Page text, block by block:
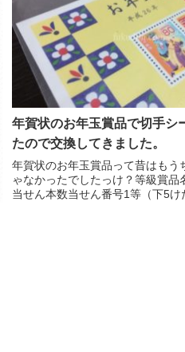
年賀状のお年玉賞品で切手シ
たので交換してきました。
年賀状のお年玉賞品って昔はもう
ゃなかったでしたっけ？等級賞品
当せん本数当せん番号1等（下5け